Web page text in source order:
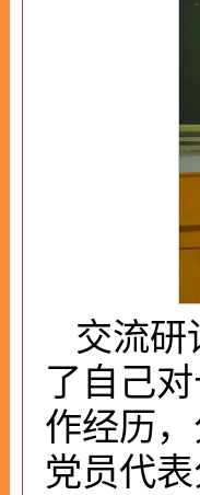
交流研
了自己
作经历
党员代